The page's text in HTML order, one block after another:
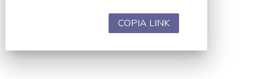
COPIA LINK